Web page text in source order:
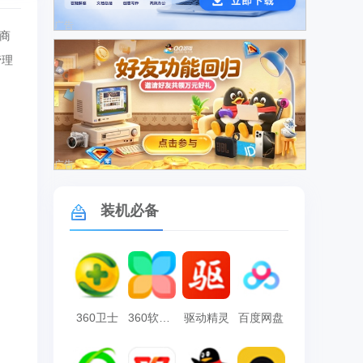
广告
广告
装机必备
360卫士 360软件管家 驱动精灵 百度网盘